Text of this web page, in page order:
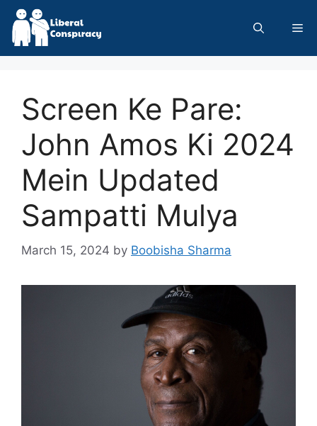
Skip
content
Screen Ke Pare:
John Amos Ki 2024
Mein Updated
Sampatti Mulya
March 15, 2024 by Boobisha Sharma